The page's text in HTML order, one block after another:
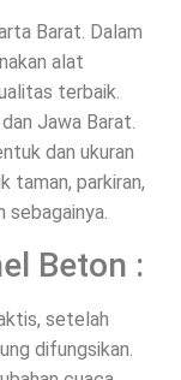
Barat. Dalam
alat
terbaik.
Jawa Barat.
dan ukuran
taman, parkiran,
sebagainya.
Beton :
setelah
difungsikan.